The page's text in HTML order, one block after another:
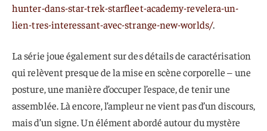
hunter-dans-star-trek-starfleet-academy-revelera-un-
lien-tres-interessant-avec-strange-new-worlds/.
La série joue également sur des détails de caractérisation
qui relèvent presque de la mise en scène corporelle – une
posture, une manière d’occuper l’espace, de tenir une
assemblée. Là encore, l’ampleur ne vient pas d’un discours,
mais d’un signe. Un élément abordé autour du mystère